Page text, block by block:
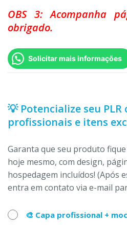
OBS 3: Acompanha
obrigado.
Solicitar mais informações
💡 Potencialize seu PLR
profissionais e itens
Garanta que seu produto
hoje mesmo, com design,
hospedagem incluídos! (Após
entra em contato via e-mail
🎨 Capa profissional +